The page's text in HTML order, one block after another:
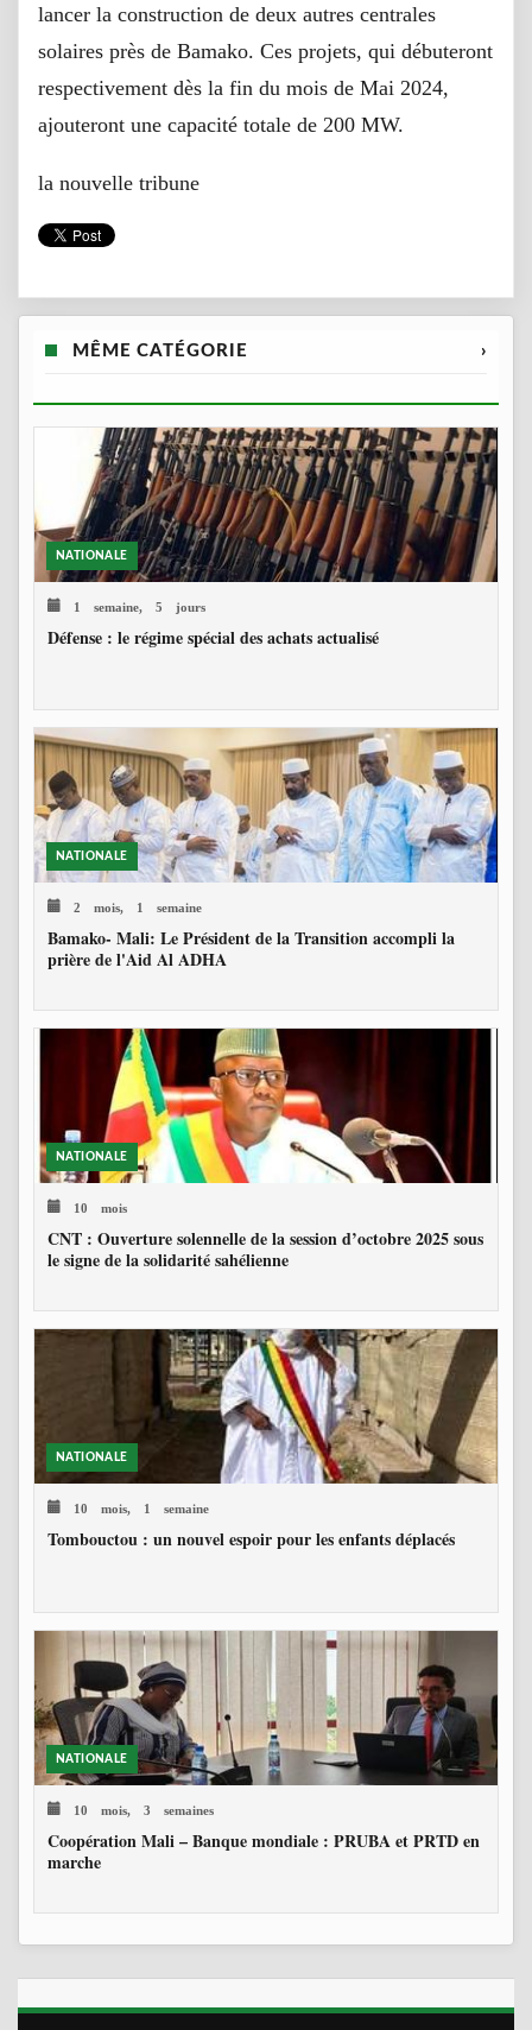
lancer la construction de deux autres centrales
solaires près de Bamako. Ces projets, qui débuteront
respectivement dès la fin du mois de Mai 2024,
ajouteront une capacité totale de 200 MW.
la nouvelle tribune
MÊME CATÉGORIE ›
NATIONALE
1 semaine, 5 jours
Défense : le régime spécial des achats actualisé
NATIONALE
2 mois, 1 semaine
Bamako- Mali: Le Président de la Transition accompli la
prière de l'Aid Al ADHA
NATIONALE
10 mois
CNT : Ouverture solennelle de la session d’octobre 2025 sous
le signe de la solidarité sahélienne
NATIONALE
10 mois, 1 semaine
Tombouctou : un nouvel espoir pour les enfants déplacés
NATIONALE
10 mois, 3 semaines
Coopération Mali – Banque mondiale : PRUBA et PRTD en
marche